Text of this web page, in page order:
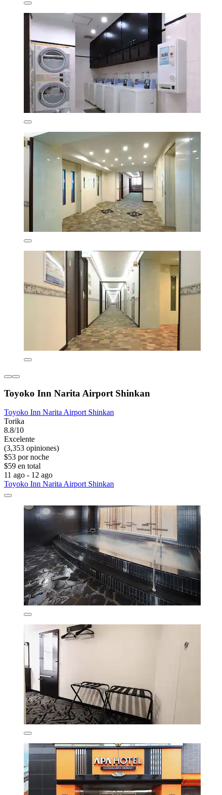
Toyoko Inn Narita Airport Shinkan
Toyoko Inn Narita Airport Shinkan
Torika
8.8/10
Excelente
(3,353 opiniones)
$53 por noche
$59 en total
11 ago - 12 ago
Toyoko Inn Narita Airport Shinkan